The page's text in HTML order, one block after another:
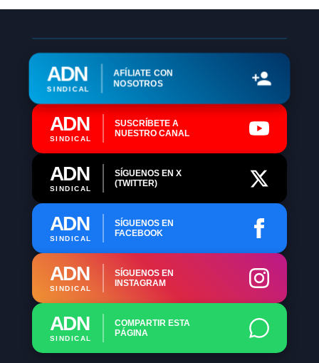
ADN
SINDICAL
AFÍLIATE CON
NOSOTROS
ADN
SINDICAL
SUSCRÍBETE A
NUESTRO CANAL
ADN
SINDICAL
SÍGUENOS EN X
(TWITTER)
ADN
SINDICAL
SÍGUENOS EN
FACEBOOK
ADN
SINDICAL
SÍGUENOS EN
INSTAGRAM
ADN
SINDICAL
COMPARTIR ESTA
PÁGINA